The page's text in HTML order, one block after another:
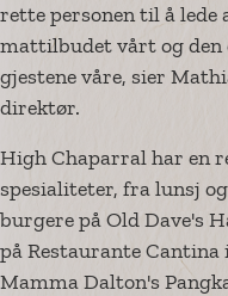
rette personen til å lede
mattilbudet vårt og den
gjestene våre, sier
direktør.
High Chaparral har en
spesialiteter, fra lunsj
burgere på Old Dave's
på Restaurante
Mamma Dalton's